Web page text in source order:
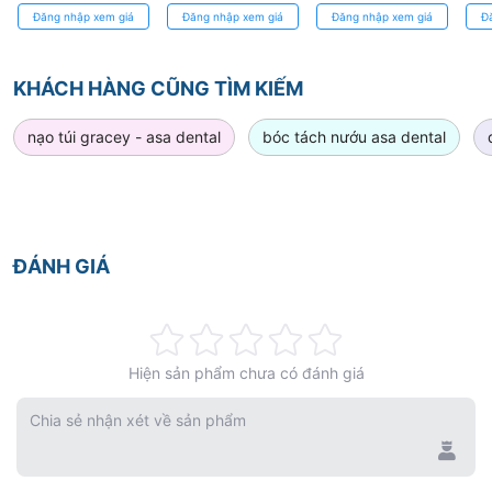
Dụng cụ tách mô
mềm không gây
Đăng nhập xem giá NTIĐăng nhập xem giá
Dentpsly
Dentsply Sirona
Đăng nhập xem giá
KHÁCH HÀNG CŨNG TÌM KIẾM
nạo túi gracey - asa dental bóc tách nướu asa dental
ĐÁNH GIÁ
0%
Hiện sản phẩm chưa có đánh giá
Chia sẻ nhận xét về sản phẩm